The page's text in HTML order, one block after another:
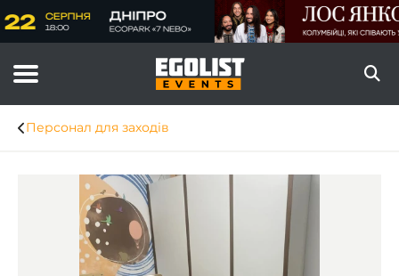
Персонал для заходів